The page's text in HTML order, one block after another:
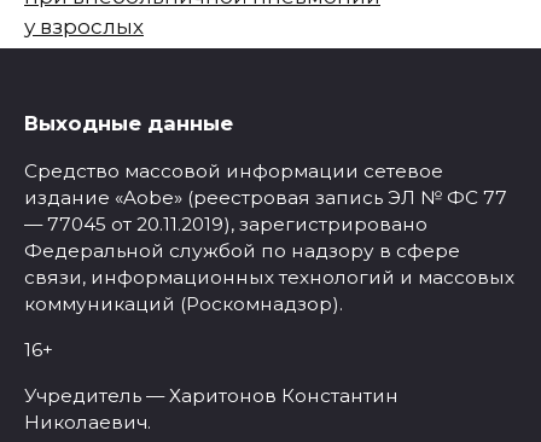
у взрослых
Выходные данные
Средство массовой информации сетевое
издание «Aobe» (реестровая запись ЭЛ № ФС 77
— 77045 от 20.11.2019), зарегистрировано
Федеральной службой по надзору в сфере
связи, информационных технологий и массовых
коммуникаций (Роскомнадзор).
16+
Учредитель — Харитонов Константин
Николаевич.